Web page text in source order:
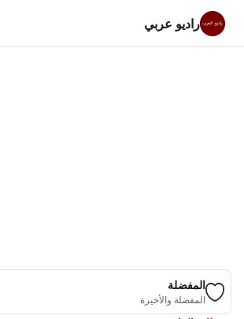
راديو عربي
المفضلة
المفضلة والأخيرة